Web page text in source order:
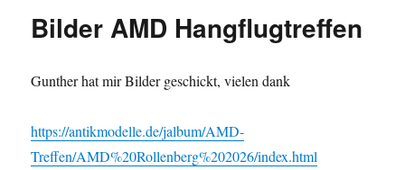
Bilder AMD Hangflugtreffen
Gunther hat mir Bilder geschickt, vielen dank
https://antikmodelle.de/jalbum/AMD-
Treffen/AMD%20Rollenberg%202026/index.html